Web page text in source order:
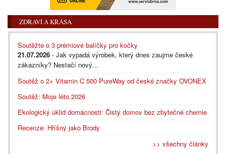
ZDRAVÍ A KRÁSA
Soutěžte o 3 prémiové balíčky pro kočky
21.07.2026 - Jak vypadá výrobek, který dnes zaujme české
zákazníky? Nestačí nový...
Soutěž o 2× Vitamin C 500 PureWay od české značky OVONEX
Soutěž: Moje léto 2026
Ekologický úklid domácnosti: Čistý domov bez zbytečné chemie
Recenze: Hříšný jako Brody
>> všechny články